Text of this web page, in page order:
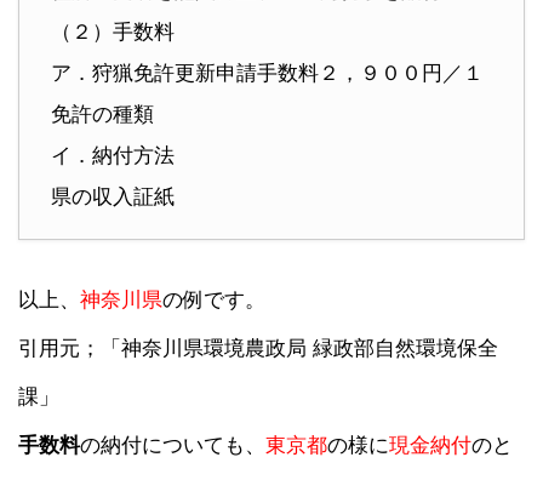
（２）手数料
ア．狩猟免許更新申請手数料２，９００円／１
免許の種類
イ．納付方法
県の収入証紙
以上、 神奈川県の例です。
引用元；「神奈川県環境農政局 緑政部自然環境保全
課」
手数料の納付についても、 東京都の様に現金納付のと